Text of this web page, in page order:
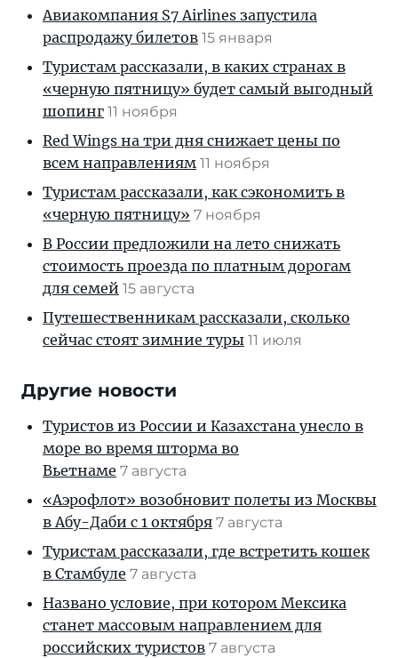
Авиакомпания S7 Airlines запустила
распродажу билетов 15 января
Туристам рассказали, в каких странах в
«черную пятницу» будет самый выгодный
шопинг 11 ноября
Red Wings на три дня снижает цены по
всем направлениям 11 ноября
Туристам рассказали, как сэкономить в
«черную пятницу» 7 ноября
В России предложили на лето снижать
стоимость проезда по платным дорогам
для семей 15 августа
Путешественникам рассказали, сколько
сейчас стоят зимние туры 11 июля
Другие новости
Туристов из России и Казахстана унесло в
море во время шторма во
Вьетнаме 7 августа
«Аэрофлот» возобновит полеты из Москвы
в Абу-Даби с 1 октября 7 августа
Туристам рассказали, где встретить кошек
в Стамбуле 7 августа
Названо условие, при котором Мексика
станет массовым направлением для
российских туристов 7 августа